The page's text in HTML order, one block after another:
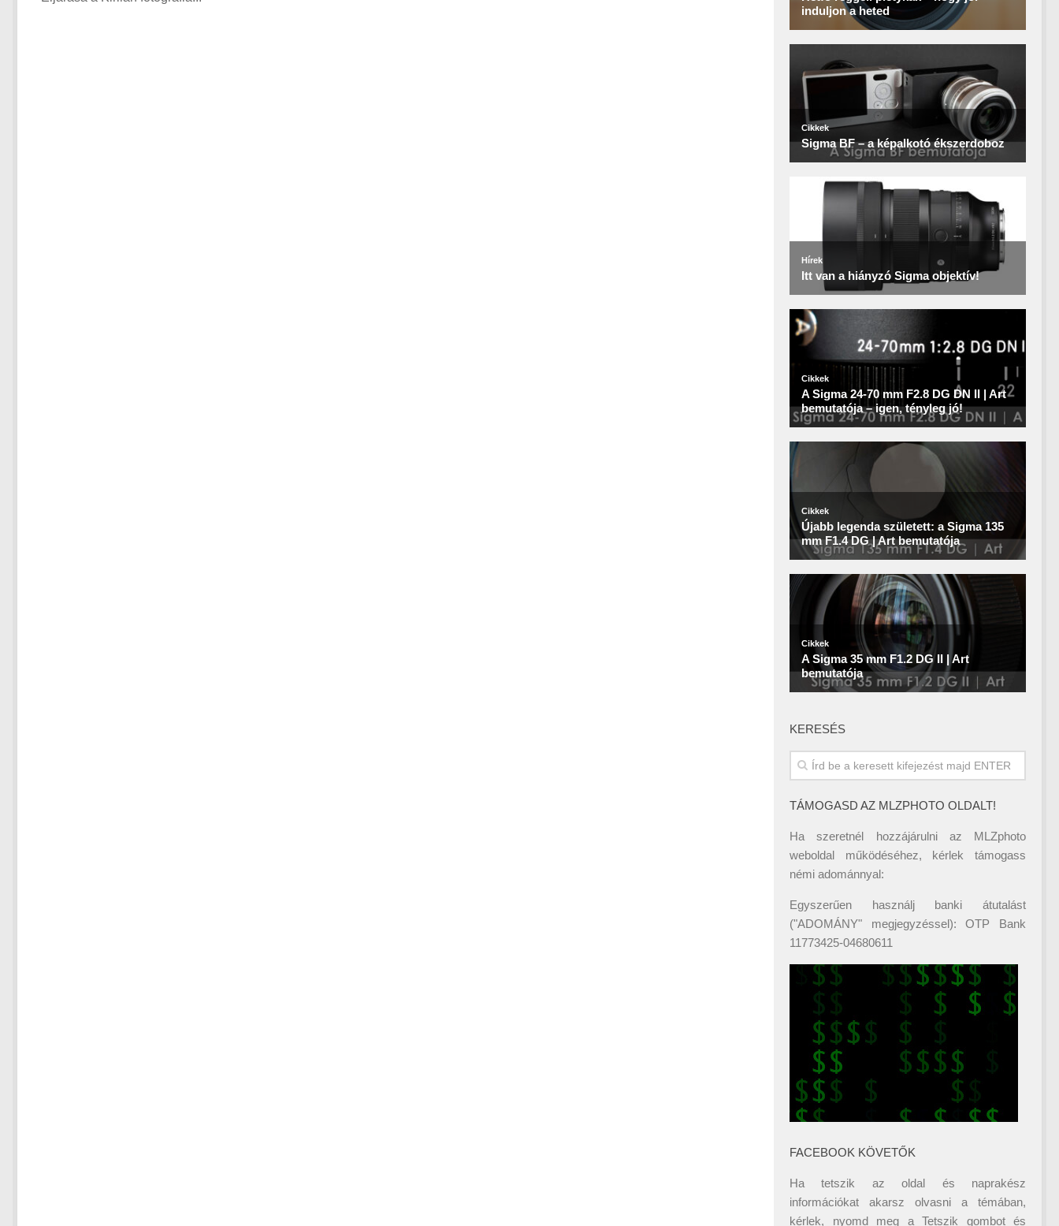
KERESÉS
TÁMOGASD AZ MLZPHOTO OLDALT!
Ha szeretnél hozzájárulni az MLZphoto
weboldal működéséhez, kérlek támogass
némi adománnyal:
Egyszerűen használj banki átutalást
("ADOMÁNY" megjegyzéssel): OTP Bank
11773425-04680611
FACEBOOK KÖVETŐK
Ha tetszik az oldal és naprakész
információkat akarsz olvasni a témában,
kérlek, nyomd meg a Tetszik gombot és